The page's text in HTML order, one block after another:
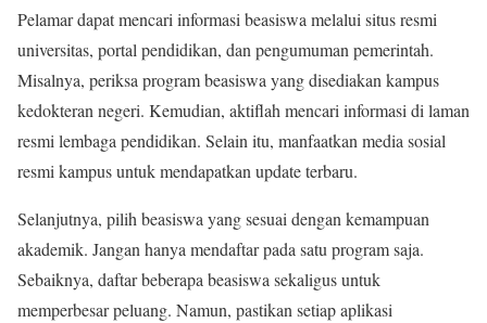
Pelamar dapat mencari informasi beasiswa melalui situs resmi
universitas, portal pendidikan, dan pengumuman pemerintah.
Misalnya, periksa program beasiswa yang disediakan kampus
kedokteran negeri. Kemudian, aktiflah mencari informasi di laman
resmi lembaga pendidikan. Selain itu, manfaatkan media sosial
resmi kampus untuk mendapatkan update terbaru.
Selanjutnya, pilih beasiswa yang sesuai dengan kemampuan
akademik. Jangan hanya mendaftar pada satu program saja.
Sebaiknya, daftar beberapa beasiswa sekaligus untuk
memperbesar peluang. Namun, pastikan setiap aplikasi